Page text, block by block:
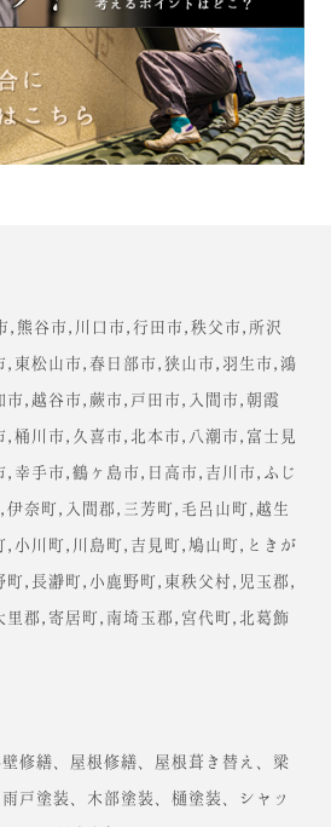
,熊谷市,川口市,行田市,秩父市,所沢
,東松山市,春日部市,狭山市,羽生市,鴻
市,越谷市,蕨市,戸田市,入間市,朝霞
,桶川市,久喜市,北本市,八潮市,富士見
幸手市,鶴ヶ島市,日高市,吉川市,ふじ
奈町,入間郡,三芳町,毛呂山町,越生
,小川町,川島町,吉見町,鳩山町,ときが
,長瀞町,小鹿野町,東秩父村,児玉郡,
郡,寄居町,南埼玉郡,宮代町,北葛飾
修繕、屋根修繕、屋根葺き替え、梁
戸塗装、木部塗装、樋塗装、シャッ